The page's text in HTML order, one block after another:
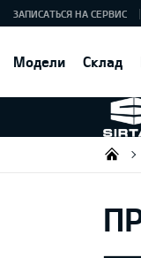
Модели Склад
ЗАПИСАТЬСЯ НА СЕРВИС